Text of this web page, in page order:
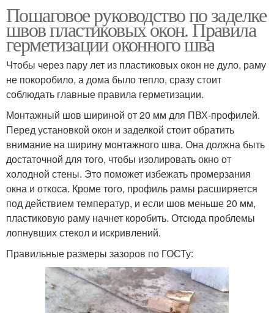
Пошаговое руководство по заделке
швов пластиковых окон. Правила
герметизации оконного шва
Чтобы через пару лет из пластиковых окон не дуло, раму
не покоробило, а дома было тепло, сразу стоит
соблюдать главные правила герметизации.
Монтажный шов шириной от 20 мм для ПВХ-профилей.
Перед установкой окон и заделкой стоит обратить
внимание на ширину монтажного шва. Она должна быть
достаточной для того, чтобы изолировать окно от
холодной стены. Это поможет избежать промерзания
окна и откоса. Кроме того, профиль рамы расширяется
под действием температур, и если шов меньше 20 мм,
пластиковую раму начнет коробить. Отсюда проблемы
лопнувших стекол и искривлений.
Правильные размеры зазоров по ГОСТу: